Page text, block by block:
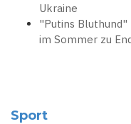
Ukraine
"Putins Bluthund"
im Sommer zu
Sport